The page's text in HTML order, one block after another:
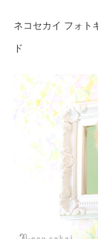
ネコセカイ フォト
ド